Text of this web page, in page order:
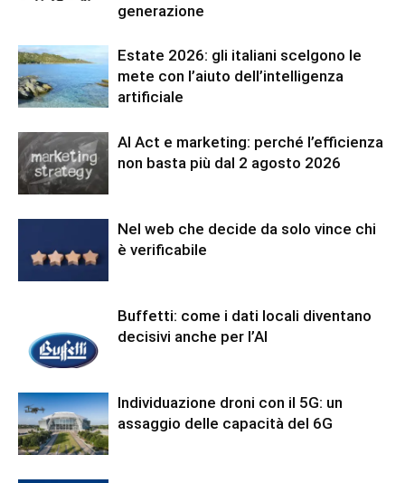
generazione
Estate 2026: gli italiani scelgono le
mete con l’aiuto dell’intelligenza
artificiale
AI Act e marketing: perché l’efficienza
non basta più dal 2 agosto 2026
Nel web che decide da solo vince chi
è verificabile
Buffetti: come i dati locali diventano
decisivi anche per l’AI
Individuazione droni con il 5G: un
assaggio delle capacità del 6G